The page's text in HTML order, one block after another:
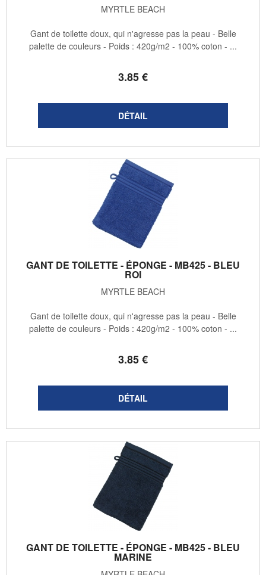
MYRTLE BEACH
3.85€
Gant de toilette doux, qui n'agresse pas la peau - Belle
palette de couleurs - Poids : 420g/m2 - 100% coton - ...
GANT DE TOILETTE - ÉPONGE - MB425 - BLEU
ROI
MYRTLE BEACH
3.85€
Gant de toilette doux, qui n'agresse pas la peau - Belle
palette de couleurs - Poids : 420g/m2 - 100% coton - ...
GANT DE TOILETTE - ÉPONGE - MB425 - BLEU
MARINE